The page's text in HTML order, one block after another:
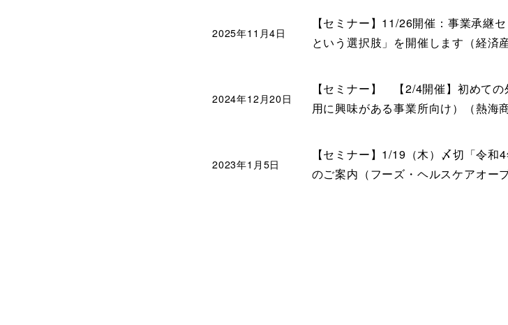
【セミナー】11/26開催：事業承継
という選択肢」を開催します（経済
2025年11月4日
【セミナー】 【2/4開催】初めて
用に興味がある事業所向け）（熱海
2024年12月20日
【セミナー】1/19（木）〆切「令
のご案内（フーズ・ヘルスケアオー
2023年1月5日